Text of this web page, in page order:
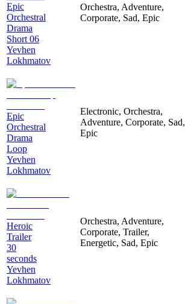
Epic
Orchestral
Drama
Short 06
Yevhen
Lokhmatov
Orchestra, Adventure,
Corporate, Sad, Epic
Epic
Orchestral
Drama
Loop
Yevhen
Lokhmatov
Electronic, Orchestra,
Adventure, Corporate, Sad,
Epic
Heroic
Trailer
30
seconds
Yevhen
Lokhmatov
Orchestra, Adventure,
Corporate, Trailer,
Energetic, Sad, Epic